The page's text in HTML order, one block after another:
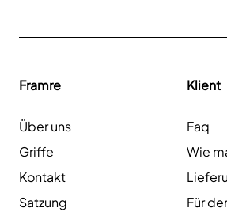
Framre
Über uns
Griffe
Kontakt
Satzung
Klient
Faq
Wie
Für